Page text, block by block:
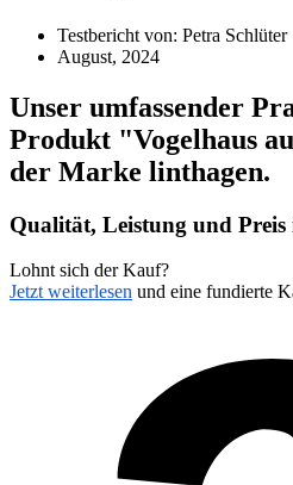
Testbericht von: Petra Schlüter
August, 2024
Unser umfassender
Produkt "Vogelhaus
der Marke linthagen.
Qualität, Leistung und Preis
Lohnt sich der Kauf?
Jetzt weiterlesen und eine fundierte